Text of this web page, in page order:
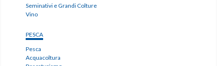
Seminativi e Grandi Colture
Vino
PESCA
Pesca
Acquacoltura